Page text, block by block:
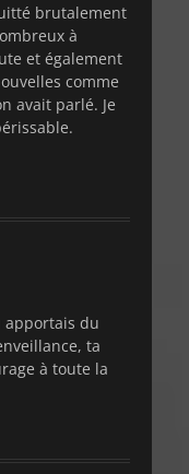
brutalement
à
et également
comme
avait parlé. Je
apportais du
ta
à toute la